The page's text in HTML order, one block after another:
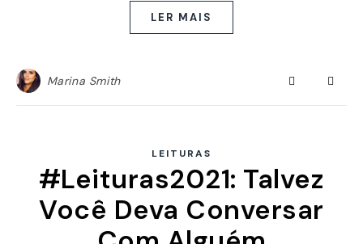
LER MAIS
Marina Smith
LEITURAS
#Leituras2021: Talvez
Você Deva Conversar